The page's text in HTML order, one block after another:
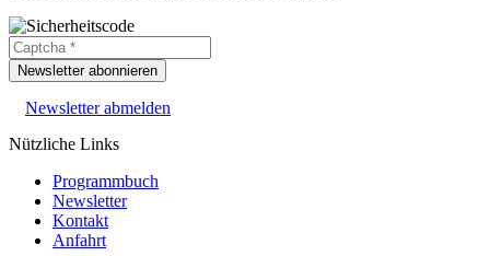
Newsletter abonnieren
Newsletter abmelden
Nützliche Links
Programmbuch
Newsletter
Kontakt
Anfahrt